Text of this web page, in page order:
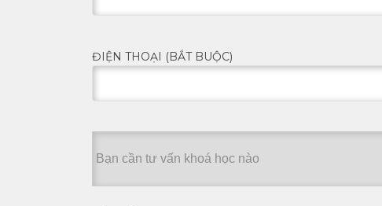
ĐIỆN THOẠI (BẮT BUỘC)